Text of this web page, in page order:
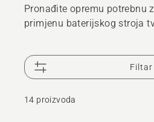
Pronađite opremu potrebnu
primjenu baterijskog stroja
Filtar
14 proizvoda